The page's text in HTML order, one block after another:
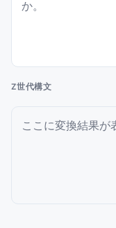
Z世代構文